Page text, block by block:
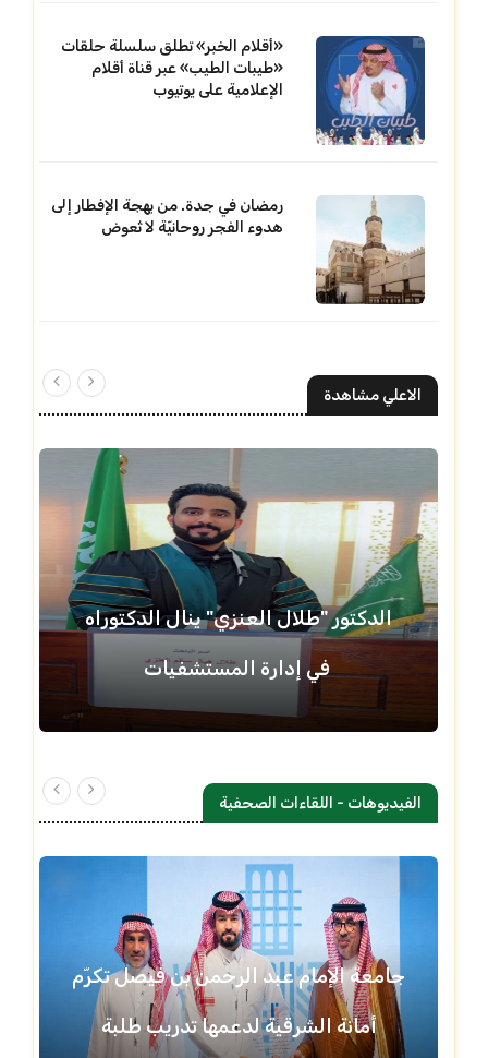
«أقلام الخبر» تطلق سلسلة حلقات
«طيبات الطيب» عبر قناة أقلام
الإعلامية على يوتيوب
رمضان في جدة. من بهجة الإفطار إلى
هدوء الفجر روحانيّة لا تُعوض
الاعلي مشاهدة
الدكتور "طلال العنزي" ينال الدكتوراه
في إدارة المستشفيات
الفيديوهات - اللقاءات الصحفية
جامعة الإمام عبد الرحمن بن فيصل تكرّم
أمانة الشرقية لدعمها تدريب طلبة